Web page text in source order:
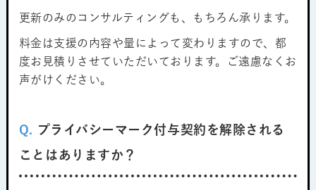
更新のみのコンサルティングも、もちろん承ります。
料金は支援の内容や量によって変わりますので、都
度お見積りさせていただいております。ご遠慮なくお
声がけください。
Q. プライバシーマーク付与契約を解除される
ことはありますか？